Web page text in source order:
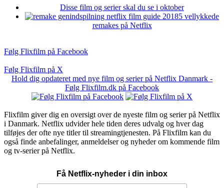
Disse film og serier skal du se i oktober
5 vellykkede
remakes på Netflix
Følg Flixfilm på Facebook
Følg Flixfilm på X
Hold dig opdateret med nye film og serier på Netflix Danmark -
Følg Flixfilm.dk på Facebook
Flixfilm giver dig en oversigt over de nyeste film og serier på Netflix
i Danmark. Netflix udvider hele tiden deres udvalg og hver dag
tilføjes der ofte nye titler til streamingtjenesten. På Flixfilm kan du
også finde anbefalinger, anmeldelser og nyheder om kommende film
og tv-serier på Netflix.
Få Netflix-nyheder i din inbox